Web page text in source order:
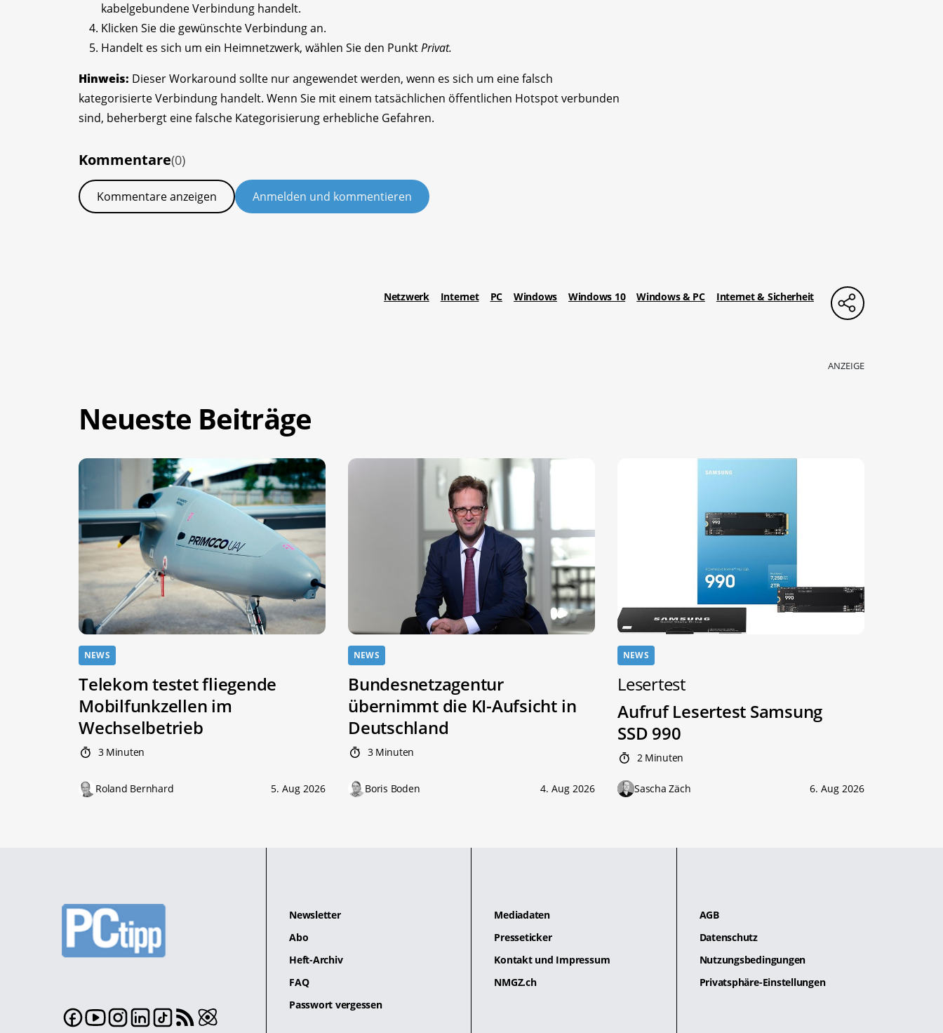
kabelgebundene Verbindung handelt.
Klicken Sie die gewünschte Verbindung an.
Handelt es sich um ein Heimnetzwerk, wählen Sie den PunktPrivat.
Hinweis: Dieser Workaround sollte nur angewendet werden, wenn es sich um eine falsch
kategorisierte Verbindung handelt. Wenn Sie mit einem tatsächlichen öffentlichen Hotspot verbunden
sind, beherbergt eine falsche Kategorisierung erhebliche Gefahren.
Kommentare(0)
Kommentare anzeigen Anmelden und kommentieren
Netzwerk Internet PC Windows Windows 10 Windows & PC Internet & Sicherheit
ANZEIGE
Neueste Beiträge
NEWS
Telekom testet fliegende
Mobilfunkzellen im
Wechselbetrieb
3 Minuten
Roland Bernhard 5. Aug 2026
NEWS
Bundesnetzagentur
übernimmt die KI-Aufsicht in
Deutschland
3 Minuten
Boris Boden 4. Aug 2026
NEWS
Lesertest
Aufruf Lesertest Samsung
SSD 990
2 Minuten
Sascha Zäch 6. Aug 2026
Newsletter
Abo
Heft-Archiv
FAQ
Passwort vergessen
Mediadaten
Presseticker
Kontakt und Impressum
NMGZ.ch
AGB
Datenschutz
Nutzungsbedingungen
Privatsphäre-Einstellungen